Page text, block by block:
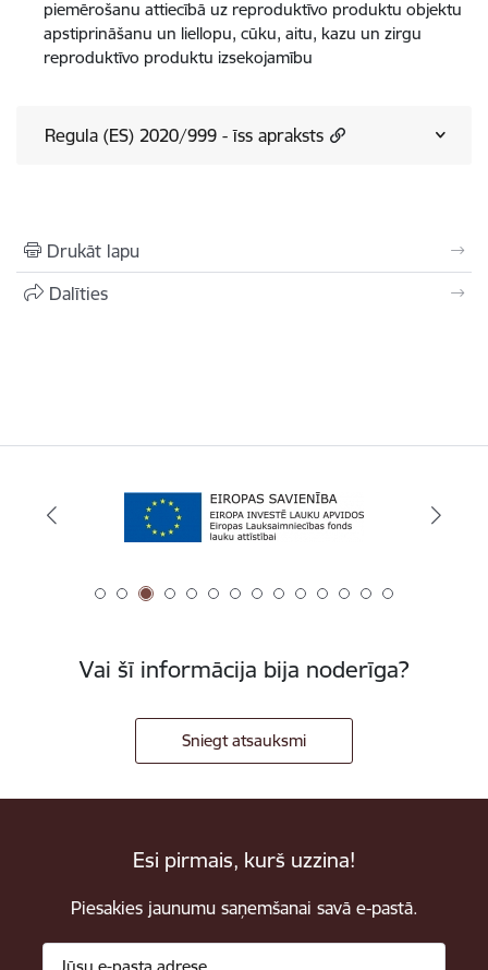
piemērošanu attiecībā uz reproduktīvo produktu objektu
apstiprināšanu un liellopu, cūku, aitu, kazu un zirgu
reproduktīvo produktu izsekojamību
Regula (ES) 2020/999 - īss apraksts
Drukāt lapu
Dalīties
Vai šī informācija bija noderīga?
Sniegt atsauksmi
Esi pirmais, kurš uzzina!
Piesakies jaunumu saņemšanai savā e-pastā.